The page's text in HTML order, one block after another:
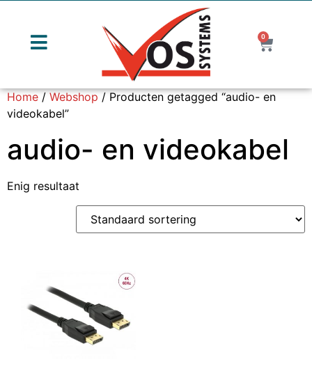
0
Home/Webshop/ Producten getagged “audio- en
videokabel”
audio- en videokabel
Enig resultaat